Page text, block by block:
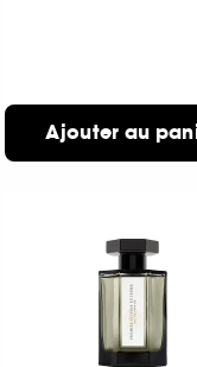
Ajouter au